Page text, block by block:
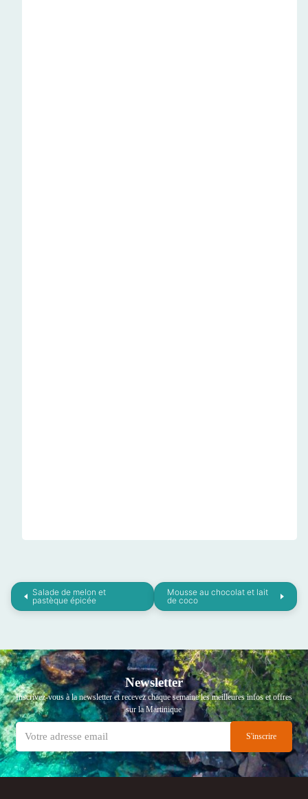
Salade de melon et
pastèque épicée
Mousse au chocolat et lait
de coco
Newsletter
Inscrivez-vous à la newsletter et recevez chaque semaine les meilleures infos et offres
sur la Martinique